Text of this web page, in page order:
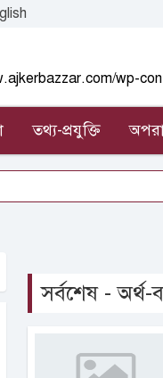
তথ্য-প্রযুক্তি
সর্বশেষ - অর্থ-